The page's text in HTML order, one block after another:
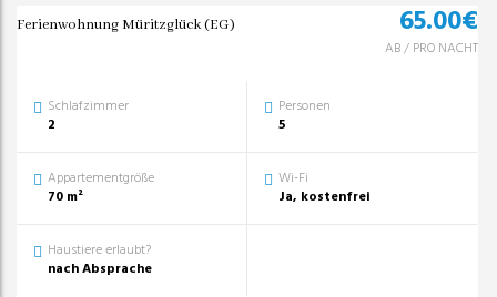
Ferienwohnung Müritzglück (EG) 65.00€
AB/ PRO NACHT
Schlafzimmer
2
Personen
5
Appartementgröße
70 m²
Wi-Fi
Ja, kostenfrei
Haustiere erlaubt?
nach Absprache